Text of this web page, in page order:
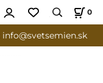
0
info@svetsemien.sk